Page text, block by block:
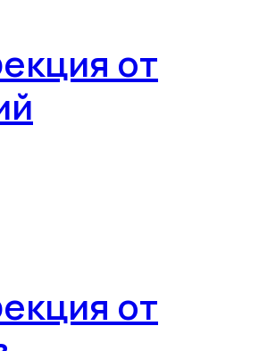
от
от